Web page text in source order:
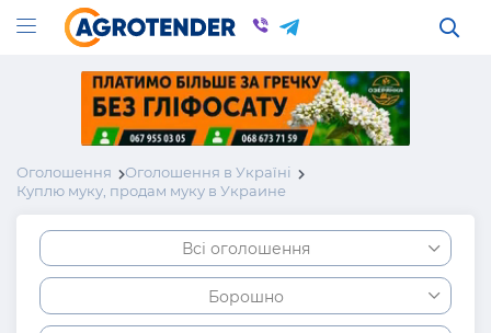
Оголошення
Оголошення в Україні
Куплю муку, продам муку в Украине
Всі оголошення
Борошно